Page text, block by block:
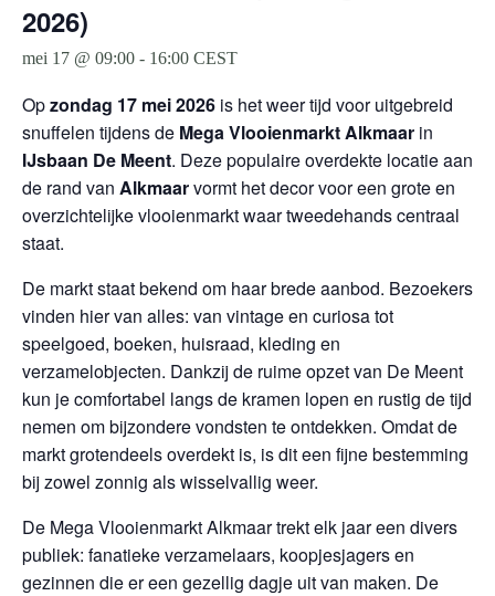
2026)
mei 17 @ 09:00 - 16:00 CEST
Opzondag 17 mei 2026 is het weer tijd voor uitgebreid
snuffelen tijdens de Mega Vlooienmarkt Alkmaar in
IJsbaan De Meent. Deze populaire overdekte locatie aan
de rand van Alkmaarvormt het decor voor een grote en
overzichtelijke vlooienmarkt waar tweedehands centraal
staat.
De markt staat bekend om haar brede aanbod. Bezoekers
vinden hier van alles: van vintage en curiosa tot
speelgoed, boeken, huisraad, kleding en
verzamelobjecten. Dankzij de ruime opzet van De Meent
kun je comfortabel langs de kramen lopen en rustig de tijd
nemen om bijzondere vondsten te ontdekken. Omdat de
markt grotendeels overdekt is, is dit een fijne bestemming
bij zowel zonnig als wisselvallig weer.
De Mega Vlooienmarkt Alkmaar trekt elk jaar een divers
publiek: fanatieke verzamelaars, koopjesjagers en
gezinnen die er een gezellig dagje uit van maken. De